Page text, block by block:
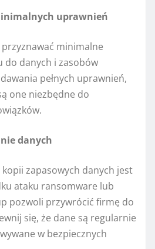
uprawnień
minimalne
do danych i zasobów
pełnych uprawnień,
one niezbędne do
danych
zapasowych danych jest
ataku ransomware lub
pozwoli przywrócić firmę do
się, że dane są regularnie
w bezpiecznych